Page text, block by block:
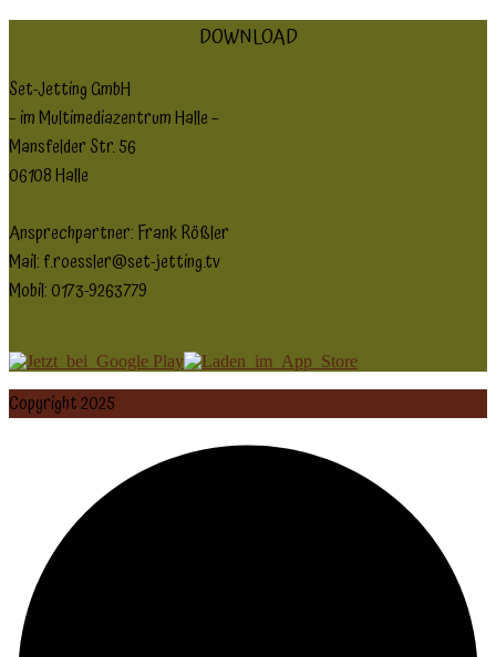
DOWNLOAD
Set-Jetting GmbH
– im Multimediazentrum Halle –
Mansfelder Str. 56
06108 Halle
Ansprechpartner: Frank Rößler
Mail: f.roessler@set-jetting.tv
Mobil: 0173-9263779
Copyright 2025